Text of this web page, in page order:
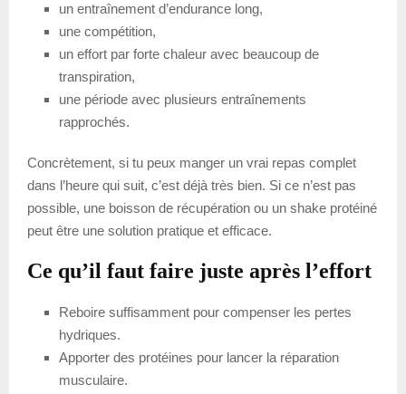
un entraînement d’endurance long,
une compétition,
un effort par forte chaleur avec beaucoup de
transpiration,
une période avec plusieurs entraînements
rapprochés.
Concrètement, si tu peux manger un vrai repas complet
dans l’heure qui suit, c’est déjà très bien. Si ce n’est pas
possible, une boisson de récupération ou un shake protéiné
peut être une solution pratique et efficace.
Ce qu’il faut faire juste après l’effort
Reboire suffisamment pour compenser les pertes
hydriques.
Apporter des protéines pour lancer la réparation
musculaire.